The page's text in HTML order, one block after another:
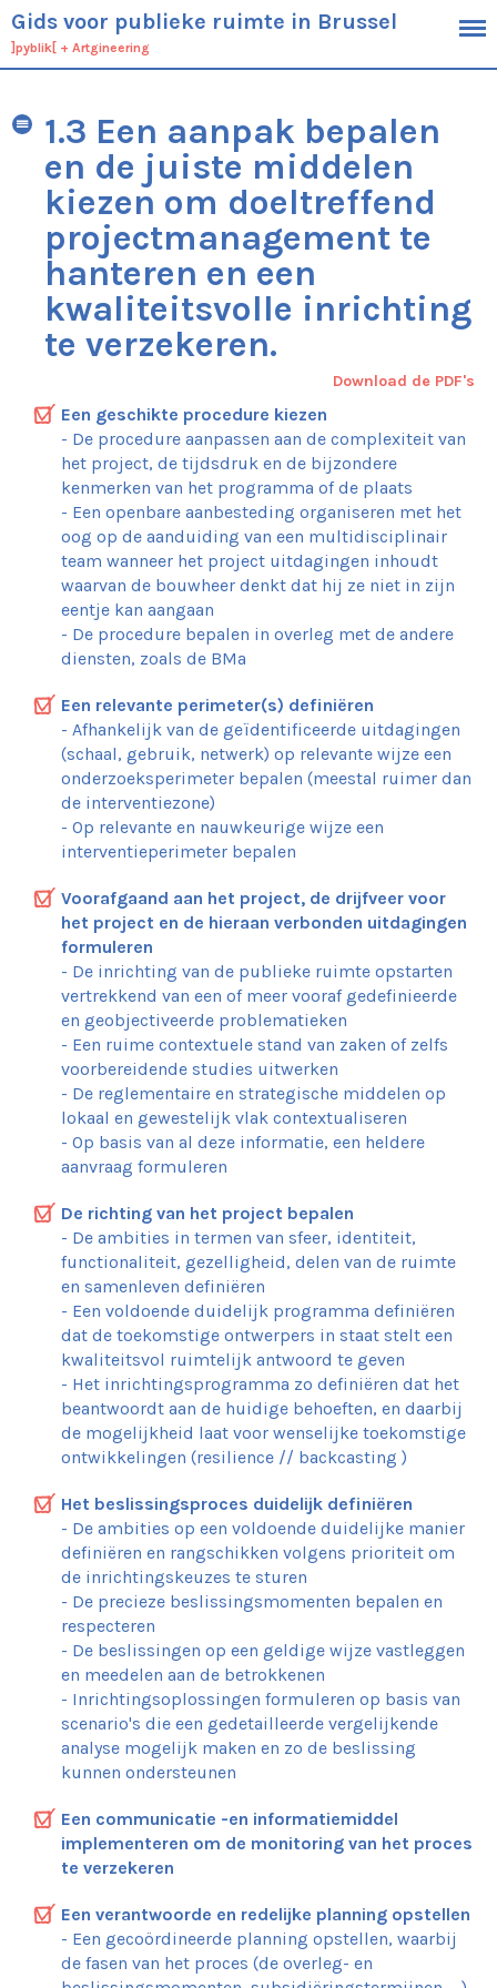
Kader
Doelstellingen
Doelgroep
Definitie van de publieke ruimte
Werkwijze
Context
Algemene typologie van de Brusselse
publieke ruimtes
Specifieke kenmerken van het
De Brussels planologische context en
operationele werkinstrumenten
Ambities
Projectbeheer
Economie
Inrichting van de publieke ruimte
Delen
Maak hier het draaiboek van je project
Toepassingen
Henri Bergéstraat
Brouwerijstraat
Vorstlaan
Gemeenteplein van Molenbeek
Kardinaal Mercierplein
Rogierplein
Vlakte van Bourdon
Park L28
Marconipark
Zennepark
Voetgangersbrug over de Berenkuil
Sint-Remiplein
Gids voor publieke ruimte in Brussel
]pyblik[ + Artgineering
1.3 Een aanpak bepalen
en de juiste middelen
kiezen om doeltreffend
projectmanagement te
hanteren en een
kwaliteitsvolle inrichting
te verzekeren.
Download de PDF's
Een geschikte procedure kiezen
- De procedure aanpassen aan de complexiteit van
het project, de tijdsdruk en de bijzondere
kenmerken van het programma of de plaats
- Een openbare aanbesteding organiseren met het
oog op de aanduiding van een multidisciplinair
team wanneer het project uitdagingen inhoudt
waarvan de bouwheer denkt dat hij ze niet in zijn
eentje kan aangaan
- De procedure bepalen in overleg met de andere
diensten, zoals de BMa
Een relevante perimeter(s) definiëren
- Afhankelijk van de geïdentificeerde uitdagingen
(schaal, gebruik, netwerk) op relevante wijze een
onderzoeksperimeter bepalen (meestal ruimer dan
de interventiezone)
- Op relevante en nauwkeurige wijze een
interventieperimeter bepalen
Voorafgaand aan het project, de drijfveer voor
het project en de hieraan verbonden uitdagingen
formuleren
- De inrichting van de publieke ruimte opstarten
vertrekkend van een of meer vooraf gedefinieerde
en geobjectiveerde problematieken
- Een ruime contextuele stand van zaken of zelfs
voorbereidende studies uitwerken
- De reglementaire en strategische middelen op
lokaal en gewestelijk vlak contextualiseren
- Op basis van al deze informatie, een heldere
aanvraag formuleren
De richting van het project bepalen
- De ambities in termen van sfeer, identiteit,
functionaliteit, gezelligheid, delen van de ruimte
en samenleven definiëren
- Een voldoende duidelijk programma definiëren
dat de toekomstige ontwerpers in staat stelt een
kwaliteitsvol ruimtelijk antwoord te geven
- Het inrichtingsprogramma zo definiëren dat het
beantwoordt aan de huidige behoeften, en daarbij
de mogelijkheid laat voor wenselijke toekomstige
ontwikkelingen (resilience // backcasting )
Het beslissingsproces duidelijk definiëren
- De ambities op een voldoende duidelijke manier
definiëren en rangschikken volgens prioriteit om
de inrichtingskeuzes te sturen
- De precieze beslissingsmomenten bepalen en
respecteren
- De beslissingen op een geldige wijze vastleggen
en meedelen aan de betrokkenen
- Inrichtingsoplossingen formuleren op basis van
scenario's die een gedetailleerde vergelijkende
analyse mogelijk maken en zo de beslissing
kunnen ondersteunen
Een communicatie -en informatiemiddel
implementeren om de monitoring van het proces
te verzekeren
Een verantwoorde en redelijke planning opstellen
- Een gecoördineerde planning opstellen, waarbij
de fasen van het proces (de overleg- en